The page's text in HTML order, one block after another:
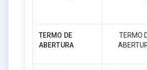
TERMO DE
ABERTURA
TERMO